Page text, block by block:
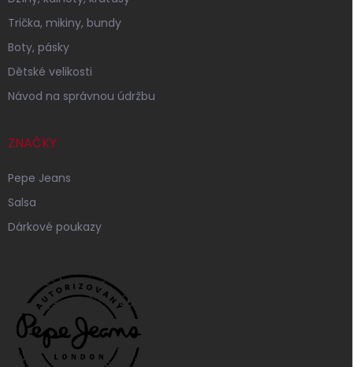
Trička, mikiny, bundy
Boty, pásky
Dětské velikosti
Návod na správnou údržbu
ZNAČKY
Pepe Jeans
Salsa
Dárkové poukazy